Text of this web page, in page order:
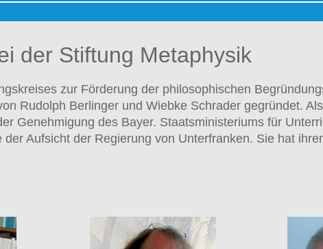
der Stiftung Metaphysik
zur Förderung der philosophischen
Rudolph Berlinger und Wiebke Schrader gegründet.
Genehmigung des Bayer. Staatsministeriums für
Aufsicht der Regierung von Unterfranken. Sie hat